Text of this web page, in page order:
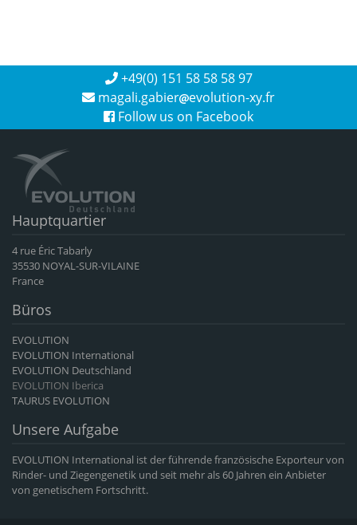
+49(0) 151 58 58 58 97
magali.gabier evolution-xy.fr
Follow us on Facebook
Hauptquartier
4 rue Éric Tabarly
35530 NOYAL-SUR-VILAINE
France
Büros
EVOLUTION
EVOLUTION International
EVOLUTION Deutschland
EVOLUTION Iberica
TAURUS EVOLUTION
Unsere Aufgabe
EVOLUTION International ist der führende französische Exporteur von
Rinder- und Ziegengenetik und seit mehr als 60 Jahren ein Anbieter
von genetischem Fortschritt.